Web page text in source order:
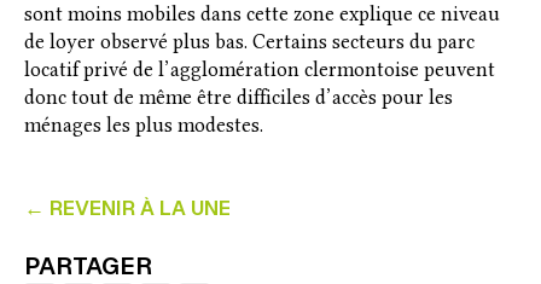
← REVENIR À LA UNE
PARTAGER
sont moins mobiles dans cette zone explique ce niveau
de loyer observé plus bas. Certains secteurs du parc
locatif privé de l’agglomération clermontoise peuvent
donc tout de même être difficiles d’accès pour les
ménages les plus modestes.